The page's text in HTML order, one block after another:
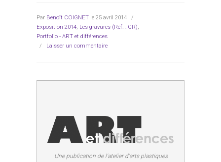
Par Benoît COIGNET le 25 avril 2014
/
Exposition 2014, Les gravures (Réf. : GR),
Portfolio - ART et différences
/ Laisser un commentaire
Une publication de l'atelier d'arts plastiques